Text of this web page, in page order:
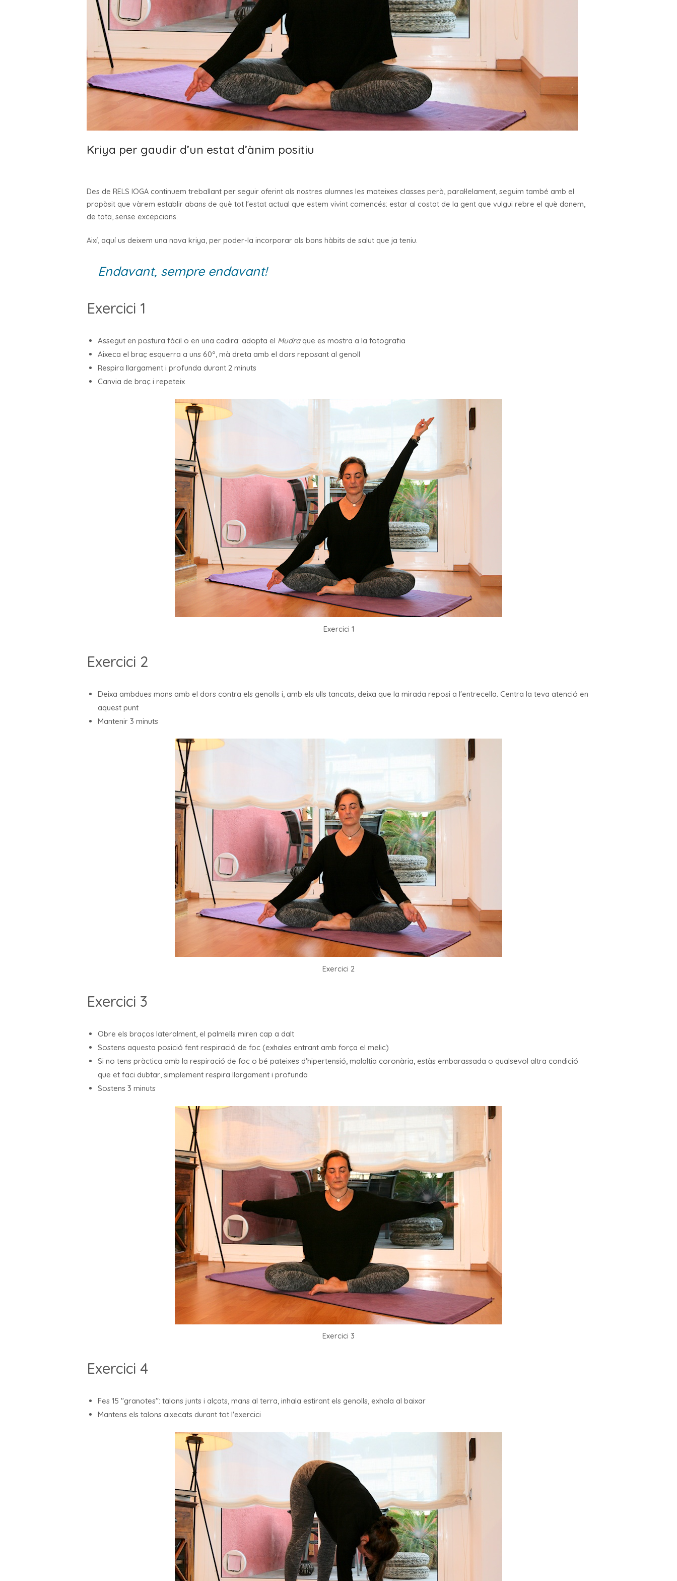
Kriya per gaudir d’un estat d’ànim positiu
Des de RELS IOGA continuem treballant per seguir oferint als nostres alumnes les mateixes classes però, paral·lelament, seguim també amb el
propòsit que vàrem establir abans de què tot l'estat actual que estem vivint comencés: estar al costat de la gent que vulgui rebre el què donem,
de tota, sense excepcions.
Així, aquí us deixem una nova kriya, per poder-la incorporar als bons hàbits de salut que ja teniu.
Endavant, sempre endavant!
Exercici 1
Assegut en postura fàcil o en una cadira: adopta el Mudraque es mostra a la fotografia
Aixeca el braç esquerra a uns 60º, mà dreta amb el dors reposant al genoll
Respira llargament i profunda durant 2 minuts
Canvia de braç i repeteix
Exercici 1
Exercici 2
Deixa ambdues mans amb el dors contra els genolls i, amb els ulls tancats, deixa que la mirada reposi a l'entrecella. Centra la teva atenció en
aquest punt
Mantenir 3 minuts
Exercici 2
Exercici 3
Obre els braços lateralment, el palmells miren cap a dalt
Sostens aquesta posició fent respiració de foc (exhales entrant amb força el melic)
Si no tens pràctica amb la respiració de foc o bé pateixes d'hipertensió, malaltia coronària, estàs embarassada o qualsevol altra condició
que et faci dubtar, simplement respira llargament i profunda
Sostens 3 minuts
Exercici 3
Exercici 4
Fes 15 "granotes": talons junts i alçats, mans al terra, inhala estirant els genolls, exhala al baixar
Mantens els talons aixecats durant tot l'exercici